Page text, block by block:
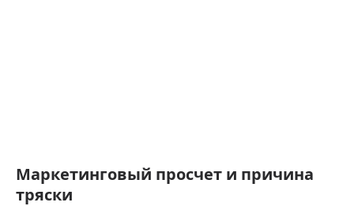
Маркетинговый просчет и причина
тряски